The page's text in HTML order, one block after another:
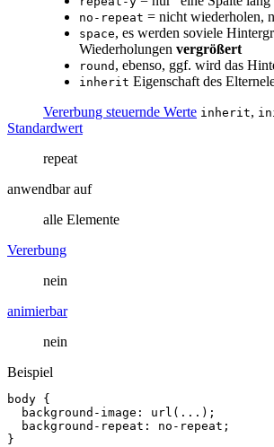
no-repeat = nicht wiederholen,
space, es werden soviele
Wiederholungen vergrößert
round , ebenso, ggf. wird das
inherit Eigenschaft des
Vererbung steuernde Werte inherit,
Standardwert
repeat
anwendbar auf
alle Elemente
Vererbung
nein
animierbar
nein
Beispiel
body {
background-image : url(...) ;
background-repeat : no-repeat ;
}